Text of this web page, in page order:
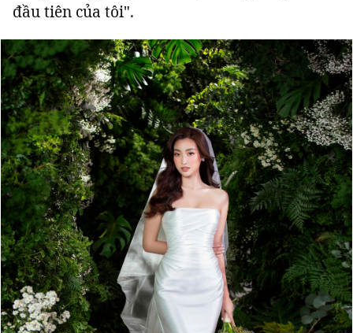
Tiện ích
Thông tin tòa soạn Liên hệ quảng cáo
Đọc Thanh Niên trên điện thoại
Theo dõi báo trên
đầu tiên của tôi".